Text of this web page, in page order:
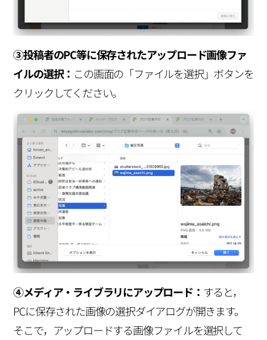
③投稿者のPC等に保存されたアップロード画像ファ
イルの選択： この画面の「ファイルを選択」ボタンを
クリックしてください。
④メディア・ライブラリにアップロード： すると，
PCに保存された画像の選択ダイアログが開きます。
そこで，アップロードする画像ファイルを選択して